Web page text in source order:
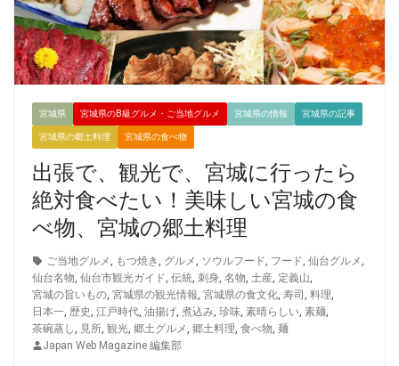
宮城県 宮城県のB級グルメ・ご当地グルメ 宮城県の情報 宮城県の記事
宮城県の郷土料理 宮城県の食べ物
出張で、観光で、宮城に行ったら
絶対食べたい！美味しい宮城の食
べ物、宮城の郷土料理
ご当地グルメ, もつ焼き, グルメ, ソウルフード, フード, 仙台グルメ,
仙台名物, 仙台市観光ガイド, 伝統, 刺身, 名物, 土産, 定義山,
宮城の旨いもの, 宮城県の観光情報, 宮城県の食文化, 寿司 , 料理,
日本一, 歴史, 江戸時代, 油揚げ, 煮込み, 珍味, 素晴らしい, 素麺,
茶碗蒸し, 見所, 観光, 郷土グルメ, 郷土料理, 食べ物, 麺
Japan Web Magazine 編集部